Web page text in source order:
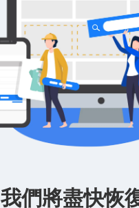
我們將盡快恢